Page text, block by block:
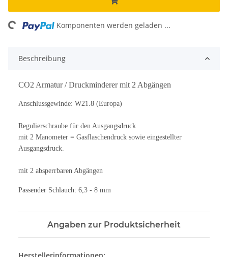
Komponenten werden geladen ...
Beschreibung
CO2 Armatur / Druckminderer mit 2 Abgängen
Anschlussgewinde: W21.8 (Europa)
Regulierschraube für den Ausgangsdruck
mit 2 Manometer = Gasflaschendruck sowie eingestellter
Ausgangsdruck.
mit 2 absperrbaren Abgängen
Passender Schlauch: 6,3 - 8 mm
Angaben zur Produktsicherheit